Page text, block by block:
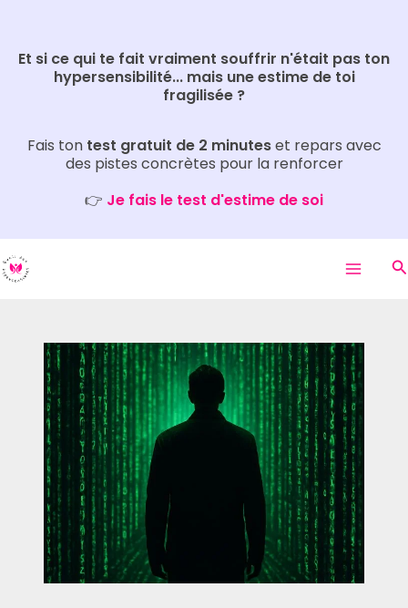
contenu
Et si ce qui te fait vraiment souffrir n'était pas ton
hypersensibilité... mais une estime de toi
fragilisée ?
Fais ton test gratuit de 2 minuteset repars avec
des pistes concrètes pour la renforcer
👉 Je fais le test d'estime de soi